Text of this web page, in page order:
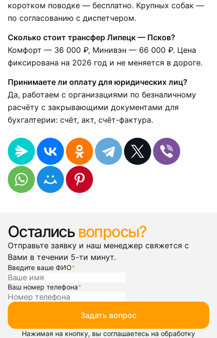
коротком поводке — бесплатно. Крупных собак —
по согласованию с диспетчером.
Сколько стоит трансфер Липецк — Псков?
Комфорт — 36 000 ₽, Минивэн — 66 000 ₽. Цена
фиксирована на 2026 год и не меняется в дороге.
Принимаете ли оплату для юридических лиц?
Да, работаем с организациями по безналичному
расчёту с закрывающими документами для
бухгалтерии: счёт, акт, счёт-фактура.
Остались вопросы?
Отправьте заявку и наш менеджер свяжется с
Вами в течении 5-ти минут.
Введите ваше ФИО*
Ваш номер телефона*
Задать вопрос
Нажимая на кнопку, вы соглашаетесь на обработку